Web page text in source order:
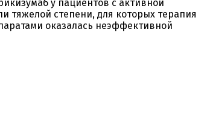
у пациентов с активной
тяжелой степени, для которых терапия
оказалась неэффективной